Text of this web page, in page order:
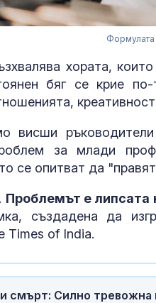
Формулата
хората,
бяг се крие по-
висши
за млади
се опитват да
Проблемът е липсата
създадена да
Times of India.
смърт: Силно тревожна